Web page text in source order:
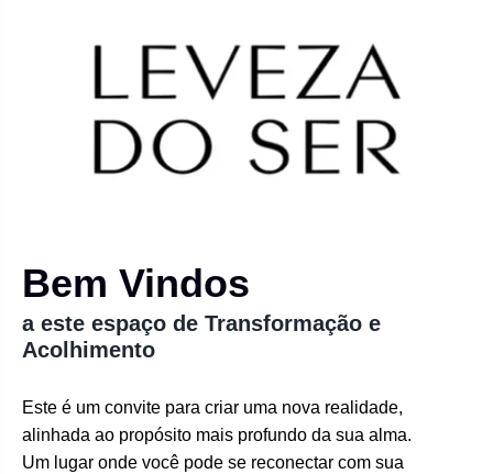
Bem Vindos
a este espaço de Transformação e
Acolhimento
Este é um convite para criar uma nova realidade,
alinhada ao propósito mais profundo da sua alma.
Um lugar onde você pode se reconectar com sua